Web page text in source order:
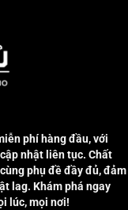
phí hàng đầu, với
nhật liên tục. Chất
phụ đề đầy đủ, đảm
lag. Khám phá ngay
lúc, mọi nơi!